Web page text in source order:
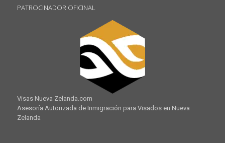
PATROCINADOR OFICINAL
Visas Nueva Zelanda.com
Asesoría Autorizada de Inmigración para Visados en Nueva
Zelanda